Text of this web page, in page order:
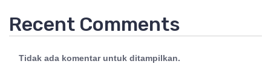
Recent Comments
Tidak ada komentar untuk ditampilkan.